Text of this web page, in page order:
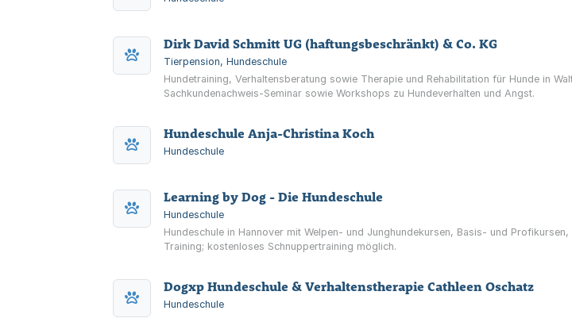
Dirk David Schmitt UG (haftungsbeschränkt) & Co. KG
Tierpension, Hundeschule
Hundetraining, Verhaltensberatung sowie Therapie und Rehabilitation für Hunde in
Sachkundenachweis-Seminar sowie Workshops zu Hundeverhalten und Angst.
Hundeschule Anja-Christina Koch
Hundeschule
Learning by Dog - Die Hundeschule
Hundeschule
Hundeschule in Hannover mit Welpen- und Junghundekursen, Basis- und
Training; kostenloses Schnuppertraining möglich.
Dogxp Hundeschule & Verhaltenstherapie Cathleen Oschatz
Hundeschule